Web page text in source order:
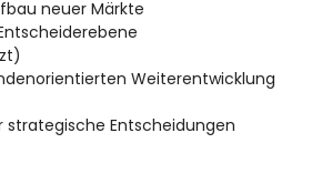
neuer Märkte
Weiterentwicklung
strategische Entscheidungen